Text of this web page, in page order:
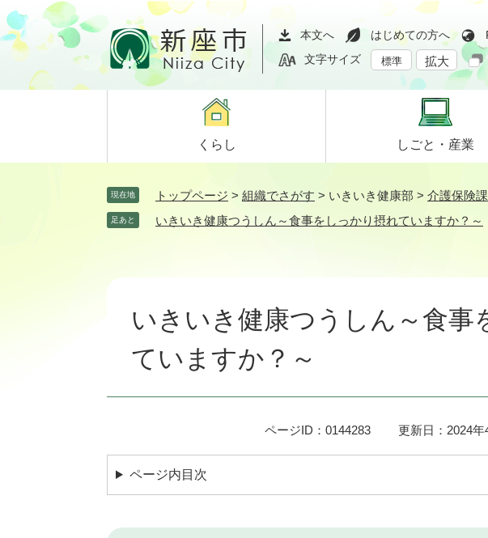
ペ
ー
ジ
メ
ニ
ュ
て
本文へ はじめての方へ
文字サイズ
標準 拡大
くらし しごと・ 産業
現在地 トップページ > 組織でさがす > いきいき健康部 > 介護保険課
足あと いきいき健康つうしん～食事をしっかり摂れていますか？～
いきいき健康つうしん～食事
ていますか？～
ページID：0144283 更新日：2024
ページ内目次